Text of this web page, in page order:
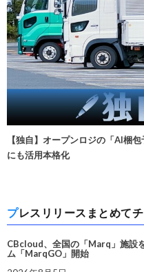
【独自】オープンロジの「AI梱
にも活用本格化
プレスリリースまとめて
CBcloud、全国の「Marq」施設
ム「MarqGO」開始